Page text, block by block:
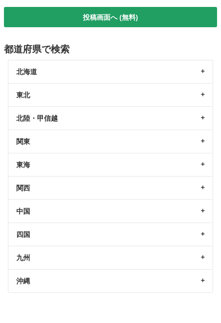
投稿画面へ (無料)
都道府県で検索
北海道
東北
北陸・甲信越
関東
東海
関西
中国
四国
九州
沖縄